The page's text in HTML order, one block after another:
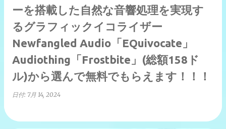
ーを搭載した自然な音響処理を実現す
るグラフィックイコライザー
Newfangled Audio「EQuivocate」
Audiothing「Frostbite」(総額158ド
ル)から選んで無料でもらえます！！！
日付: 7月 14, 2024